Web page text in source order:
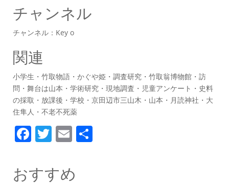
チャンネル
チャンネル：Key o
関連
小学生・竹取物語・かぐや姫・調査研究・竹取翁博物館・訪
問・舞台は山本・学術研究・現地調査・児童アンケート・史料
の採取・放課後・学校・京田辺市三山木・山本・月読神社・大
住隼人・不老不死薬
F
c
T
itt
E
ai
おすすめ